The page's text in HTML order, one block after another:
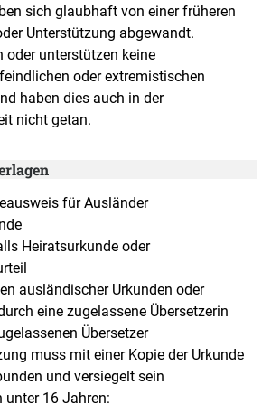
sich glaubhaft von einer früheren
Unterstützung abgewandt.
oder unterstützen keine
oder extremistischen
haben dies auch in der
nicht getan.
für Ausländer
Heiratsurkunde oder
ausländischer Urkunden oder
eine zugelassene Übersetzerin
Übersetzer
muss mit einer Kopie der Urkunde
und versiegelt sein
unter 16 Jahren: